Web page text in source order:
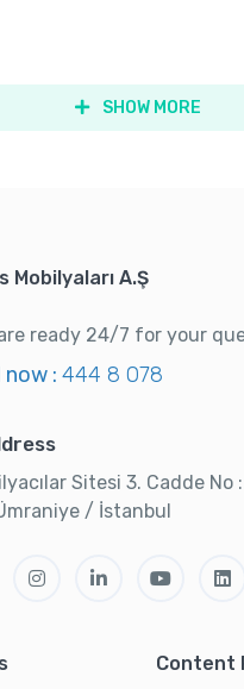
SHOW MORE
Mobilyaları A.Ş
ready 24/7 for your
now : 444 8 078
Sitesi 3. Cadde No
/ İstanbul
Content